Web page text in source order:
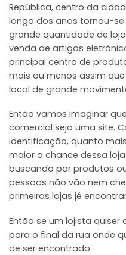
República, centro da
longo dos anos tornou-
grande quantidade de
venda de artigos
principal centro de
mais ou menos assim
local de grande
Então vamos imaginar
comercial seja uma site.
identificação, quanto
maior a chance dessa
buscando por produtos
pessoas não vão nem
primeiras lojas jé
Então se um lojista quiser
para o final da rua onde
de ser encontrado.